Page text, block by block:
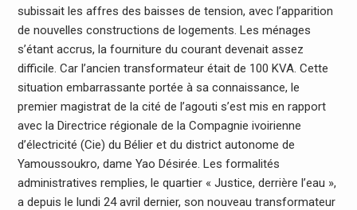
subissait les affres des baisses de tension, avec l’apparition
de nouvelles constructions de logements. Les ménages
s’étant accrus, la fourniture du courant devenait assez
difficile. Car l’ancien transformateur était de 100 KVA. Cette
situation embarrassante portée à sa connaissance, le
premier magistrat de la cité de l’agouti s’est mis en rapport
avec la Directrice régionale de la Compagnie ivoirienne
d’électricité (Cie) du Bélier et du district autonome de
Yamoussoukro, dame Yao Désirée. Les formalités
administratives remplies, le quartier « Justice, derrière l’eau »,
a depuis le lundi 24 avril dernier, son nouveau transformateur